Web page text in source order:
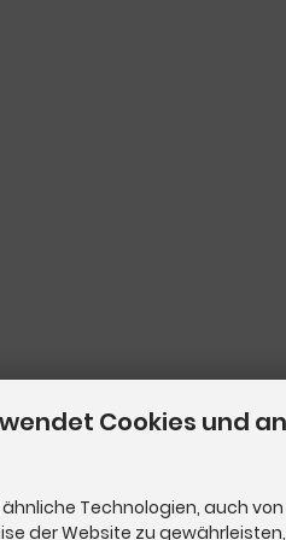
Cookies und
Technologien, auch
der Website zu